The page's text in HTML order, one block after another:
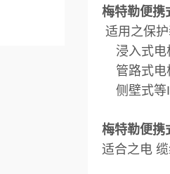
梅特勒便携
适用之保
浸入式电
管路式电
侧壁式等
梅特勒便携
适合之电